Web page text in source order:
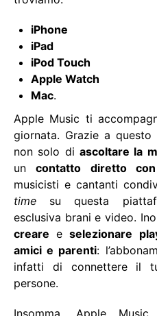
iPhone
iPad
iPod Touch
Apple Watch
Mac.
Apple Music ti
giornata. Grazie a
non solo di ascoltare la
uncontatto diretto
musicisti e cantanti
time su questa
esclusiva brani e video.
creare e selezionare
amici e parenti:
infatti di connettere il
persone.